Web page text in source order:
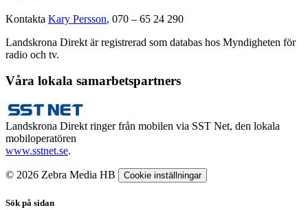
Kontakta Kary Persson, 070 – 65 24 290
Landskrona Direkt är registrerad som databas hos Myndigheten för
radio och tv.
Våra lokala samarbetspartners
Landskrona Direkt ringer från mobilen via SST Net, den lokala
mobiloperatören
www.sstnet.se.
© 2026 Zebra Media HB Cookie inställningar
Sök på sidan